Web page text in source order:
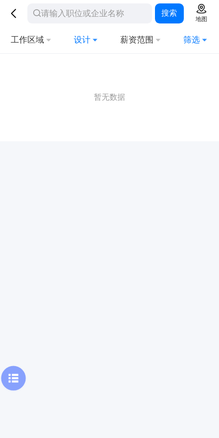
搜索
地图
工作区域 设计 薪资范围 筛选
暂无数据